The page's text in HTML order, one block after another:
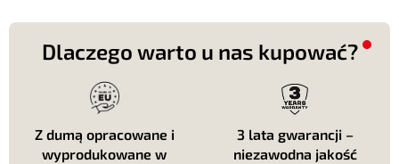
l
k
i
a
Dlaczego warto u nas kupować?
Z dumą opracowane i
wyprodukowane w
3 lata gwarancji –
niezawodna jakość